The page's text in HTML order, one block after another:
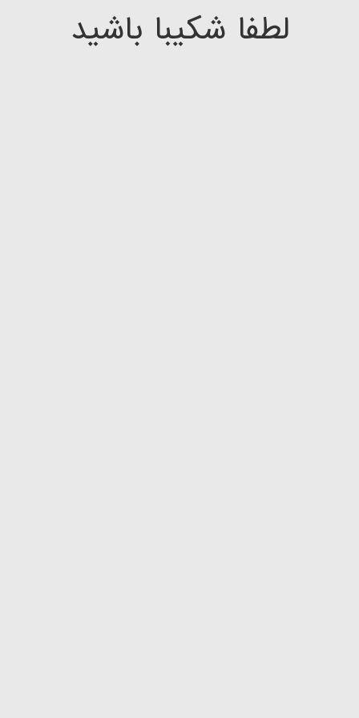
لطفا شکیبا باشید